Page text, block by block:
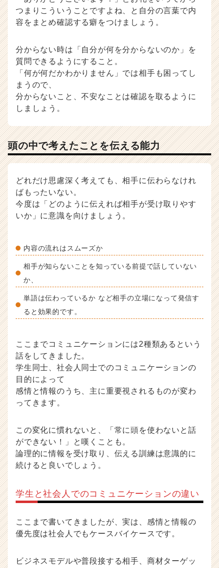
つまりこういうことですよね、と自分の言葉で内
容をまとめ確認する癖をつけましょう。
分からない時は「自分が何を分からないのか」を
質問できるようにすること。
「何が何だかわかりません」では相手も困ってし
まうので、
分からないこと、不安なことは確認を取るように
しましょう。
頭の中で考えたことを伝える能力
どれだけ思慮深く考えても、相手に伝わらなけれ
ばもったいない。
今度は「どのように伝えれば相手が受け取りやす
いか」に意識を向けましょう。
内容の流れはスムーズか
相手が知らないことを知っている前提で話していない
か、
単語は伝わっているか など相手の立場になって発信す
ると効果的です。
ここまでコミュニケーションには2種類あるという
話をしてきました。
学生同士、社会人同士でのコミュニケーションの
目的によって
感情と情報のうち、主に重要視されるものが変わ
ってきます。
この変化に慣れないと、「常に頭を使わないと話
ができない！」と嘆くことも。
論理的に情報を受け取り、伝える訓練は意識的に
続けると良いでしょう。
学生と社会人でのコミュニケーションの違い
ここまで書いてきましたが、実は、感情と情報の
優先度は社会人でもケースバイケースです。
ビジネスモデルや普段接する相手、商材ターゲッ